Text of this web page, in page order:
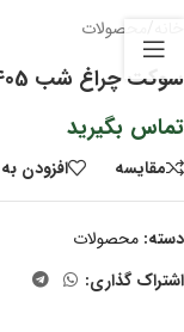
محصولات
سوکت چراغ شب 405 با گارانتی
تماس بگیرید
مقايسه افزودن
دسته: محصولات
اشتراک گذاری: